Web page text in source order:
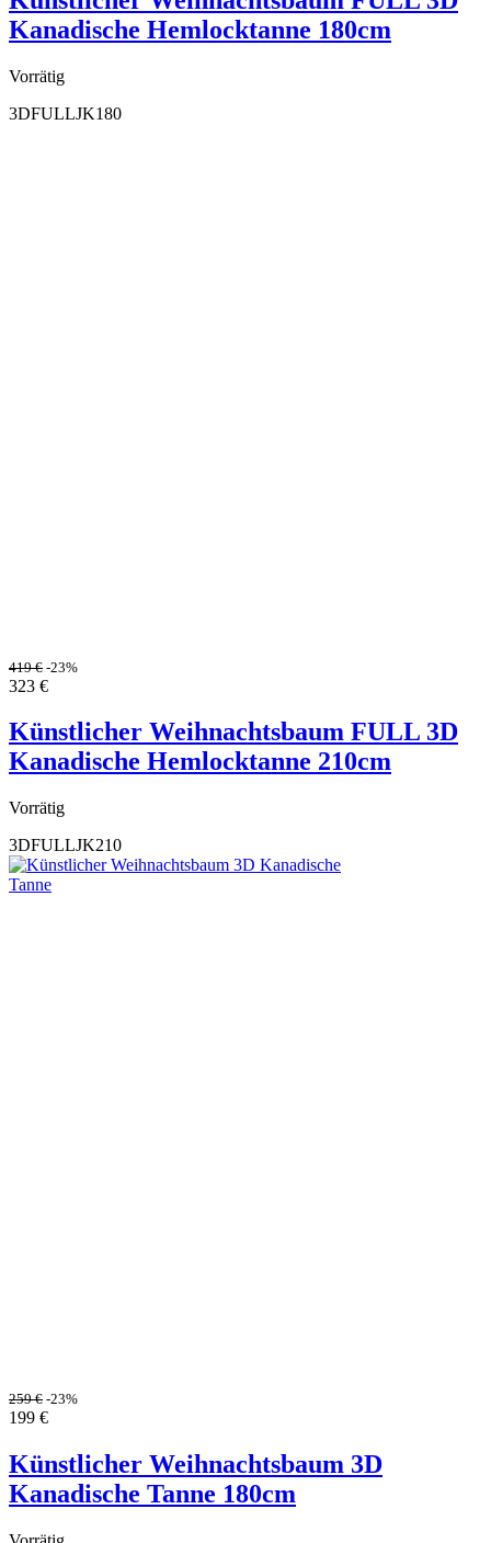
Kanadische Hemlocktanne 180cm
Vorrätig
3DFULLJK180
419€ -23%
323 €
Künstlicher Weihnachtsbaum FULL 3D
Kanadische Hemlocktanne 210cm
Vorrätig
3DFULLJK210
259€ -23%
199 €
Künstlicher Weihnachtsbaum 3D
Kanadische Tanne 180cm